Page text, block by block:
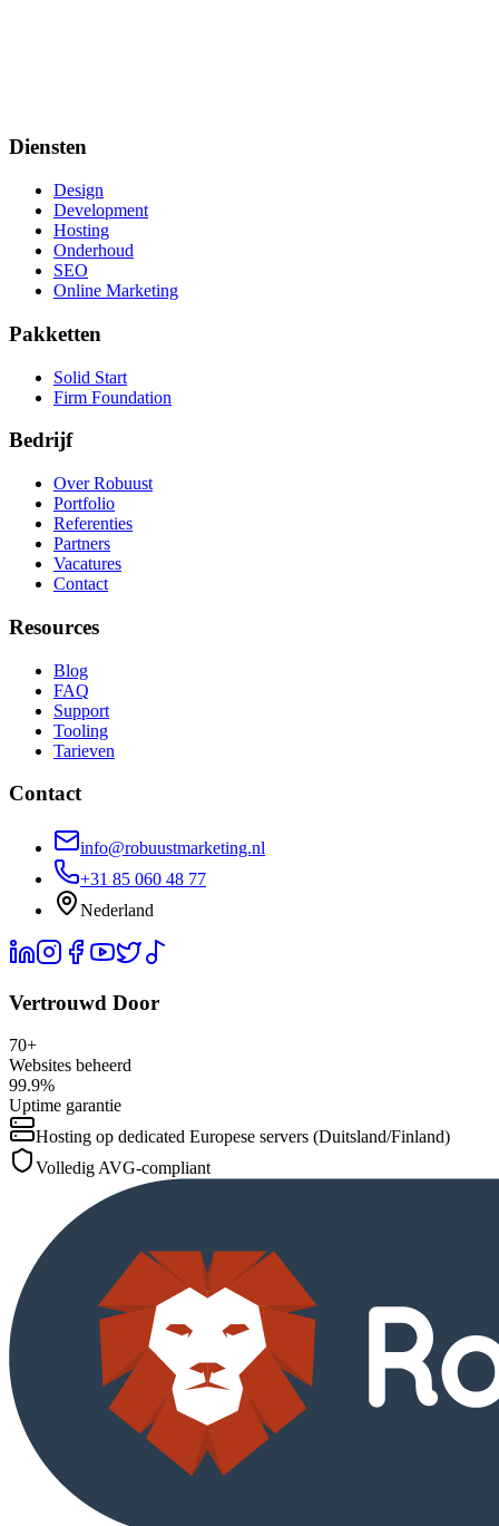
Diensten
Design
Development
Hosting
Onderhoud
SEO
Online Marketing
Pakketten
Solid Start
Firm Foundation
Bedrijf
Over Robuust
Portfolio
Referenties
Partners
Vacatures
Contact
Resources
Blog
FAQ
Support
Tooling
Tarieven
Contact
info@robuustmarketing.nl
+31 85 060 48 77
Nederland
Vertrouwd Door
70+
Websites beheerd
99.9%
Uptime garantie
Hosting op dedicated Europese servers (Duitsland/Finland)
Volledig AVG-compliant